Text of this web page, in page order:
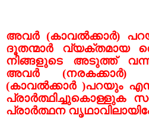
അവർ (കാവൽക്കാർ)
ദൂതന്മാർ വ്യക്തമായ
നിങ്ങളുടെ അടുത്ത്
അവർ (നരകക്കാർ)
(കാവൽക്കാർ )പറയും
പ്രാർത്ഥിച്ചുകൊള്ളുക
പ്രാർത്ഥന